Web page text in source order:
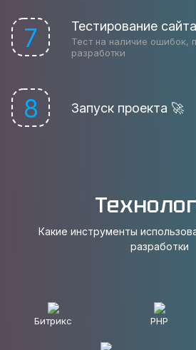
7 Тестирование
Тест на наличие ошибок,
разработки
8 Запуск проекта 🚀
Какие инструменты
разработки
Битрикс PHP